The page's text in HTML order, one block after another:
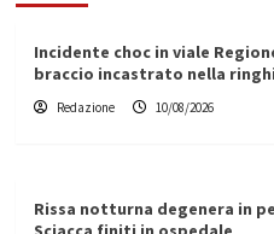
Incidente choc in viale
braccio incastrato nella
Redazione 10/08/2026
Rissa notturna degenera in